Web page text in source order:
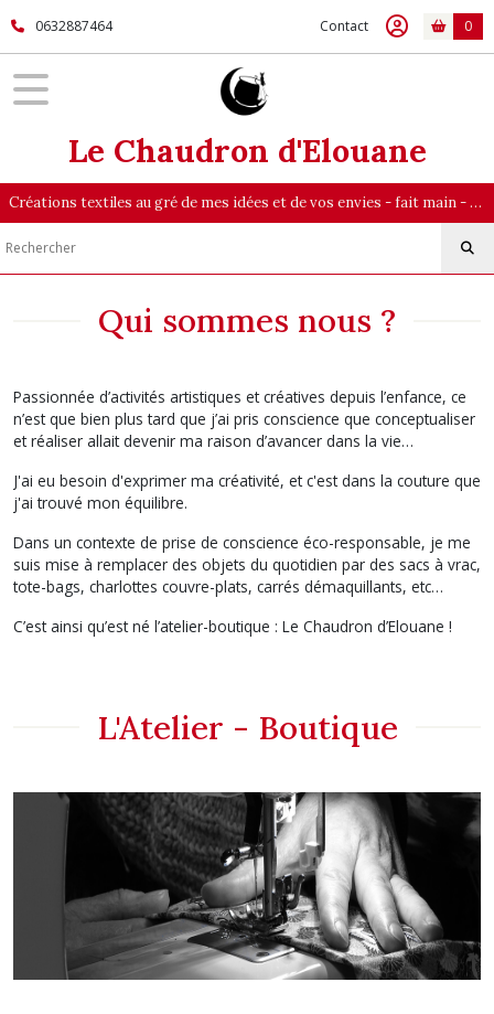
0632887464 Contact 0
Le Chaudron d'Elouane
Créations textiles au gré de mes idées et de vos envies - fait main - majoritairement en pièce unique
Qui sommes nous ?
Passionnée d’activités artistiques et créatives depuis l’enfance, ce
n’est que bien plus tard que j’ai pris conscience que conceptualiser
et réaliser allait devenir ma raison d’avancer dans la vie…
J'ai eu besoin d'exprimer ma créativité, et c'est dans la couture que
j'ai trouvé mon équilibre.
Dans un contexte de prise de conscience éco-responsable, je me
suis mise à remplacer des objets du quotidien par des sacs à vrac,
tote-bags, charlottes couvre-plats, carrés démaquillants, etc…
C’est ainsi qu’est né l’atelier-boutique : Le Chaudron d’Elouane !
L'Atelier - Boutique